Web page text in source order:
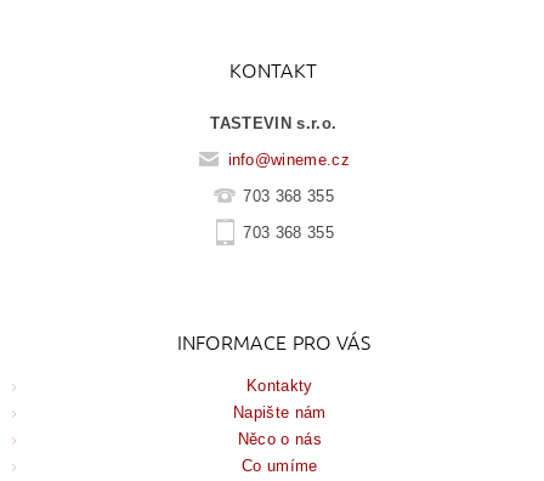
KONTAKT
TASTEVIN s.r.o.
info@wineme.cz
703 368 355
703 368 355
INFORMACE PRO VÁS
Kontakty
Napište nám
Něco o nás
Co umíme